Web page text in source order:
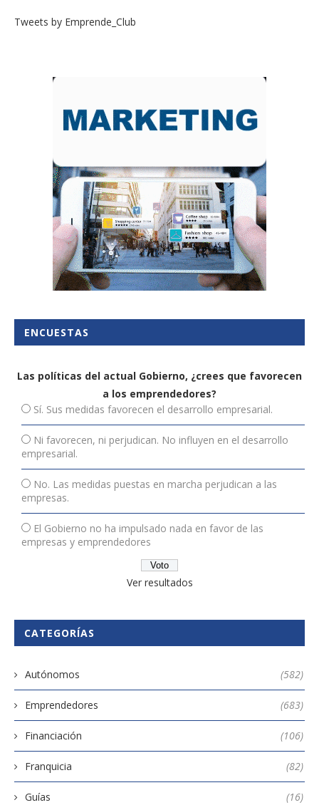
Tweets by Emprende_Club
ENCUESTAS
Las políticas del actual Gobierno, ¿crees que favorecen
a los emprendedores?
Sí. Sus medidas favorecen el desarrollo empresarial.
Ni favorecen, ni perjudican. No influyen en el desarrollo
empresarial.
No. Las medidas puestas en marcha perjudican a las
empresas.
El Gobierno no ha impulsado nada en favor de las
empresas y emprendedores
Ver resultados
CATEGORÍAS
Autónomos (582)
Emprendedores (683)
Financiación (106)
Franquicia (82)
Guías (16)